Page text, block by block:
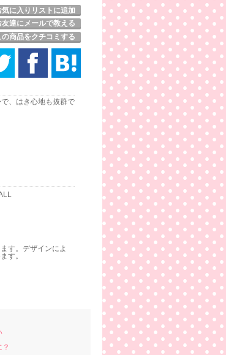
気に入りリストに追加
友達にメールで教える
の商品をクチコミする
、はき心地も抜群で
す。デザインによ
す。